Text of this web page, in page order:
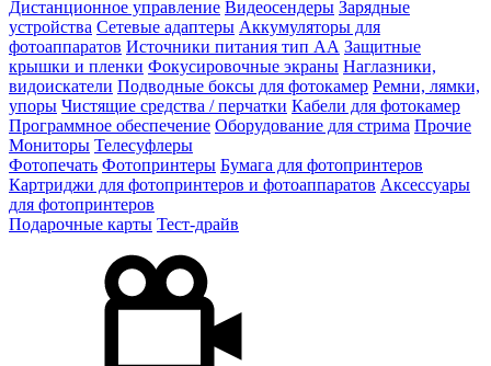
Дистанционное управление Видеосендеры Зарядные
устройства Сетевые адаптеры Аккумуляторы для
фотоаппаратов Источники питания тип АА Защитные
крышки и пленки Фокусировочные экраны Наглазники,
видоискатели Подводные боксы для фотокамер Ремни, лямки,
упоры Чистящие средства / перчатки Кабели для фотокамер
Программное обеспечение Оборудование для стрима Прочие
Мониторы Телесуфлеры
Фотопечать Фотопринтеры Бумага для фотопринтеров
Картриджи для фотопринтеров и фотоаппаратов Аксессуары
для фотопринтеров
Подарочные карты Тест-драйв